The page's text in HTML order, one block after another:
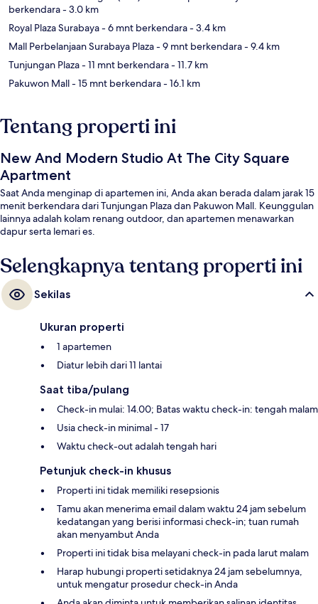
berkendara- 3.0 km
Royal Plaza Surabaya- 6 mnt berkendara- 3.4 km
Mall Perbelanjaan Surabaya Plaza- 9 mnt berkendara- 9.4 km
Tunjungan Plaza- 11 mnt berkendara- 11.7 km
Pakuwon Mall- 15 mnt berkendara- 16.1 km
Tentang properti ini
New And Modern Studio At The City Square
Apartment
Saat Anda menginap di apartemen ini, Anda akan berada dalam jarak 15
menit berkendara dari Tunjungan Plaza dan Pakuwon Mall. Keunggulan
lainnya adalah kolam renang outdoor, dan apartemen menawarkan
dapur serta lemari es.
Selengkapnya tentang properti ini
Sekilas
Ukuran properti
1 apartemen
Diatur lebih dari 11 lantai
Saat tiba/pulang
Check-in mulai: 14.00; Batas waktu check-in: tengah malam
Usia check-in minimal - 17
Waktu check-out adalah tengah hari
Petunjuk check-in khusus
Properti ini tidak memiliki resepsionis
Tamu akan menerima email dalam waktu 24 jam sebelum
kedatangan yang berisi informasi check-in; tuan rumah
akan menyambut Anda
Properti ini tidak bisa melayani check-in pada larut malam
Harap hubungi properti setidaknya 24 jam sebelumnya,
untuk mengatur prosedur check-in Anda